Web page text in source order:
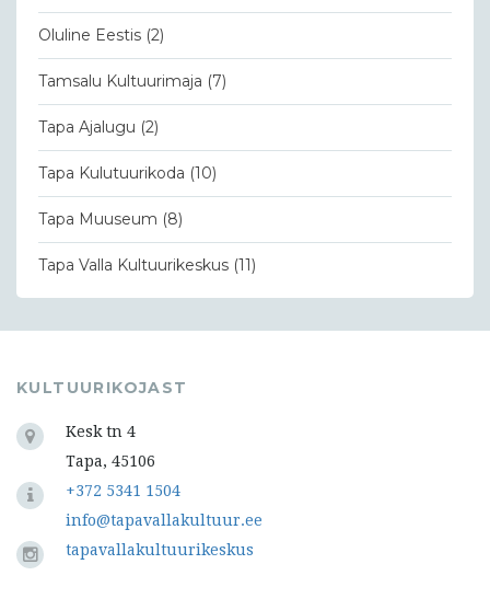
Oluline Eestis (2)
Tamsalu Kultuurimaja (7)
Tapa Ajalugu (2)
Tapa Kulutuurikoda (10)
Tapa Muuseum (8)
Tapa Valla Kultuurikeskus (11)
KULTUURIKOJAST
Kesk tn 4
Tapa, 45106
+372 5341 1504
info@tapavallakultuur.ee
tapavallakultuurikeskus